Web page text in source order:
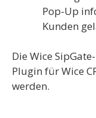
Pop-Up
Kunden
Die Wice
Plugin für Wice
werden.